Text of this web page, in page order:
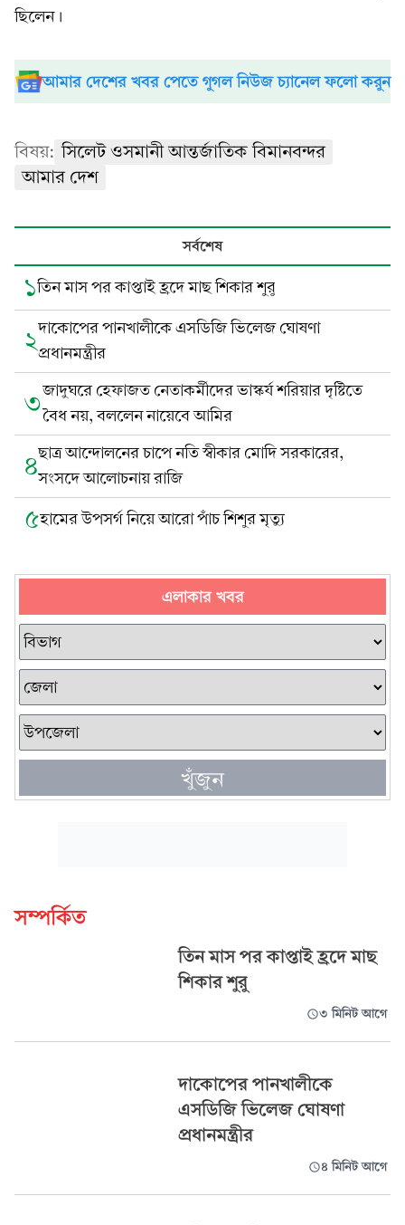
ছিলেন।
আমার দেশের খবর পেতে গুগল নিউজ চ্যানেল ফলো করুন
বিষয়: সিলেট ওসমানী আন্তর্জাতিক বিমানবন্দর
আমার দেশ
সর্বশেষ
১তিন মাস পর কাপ্তাই হ্রদে মাছ শিকার শুরু
২দাকোপের পানখালীকে এসডিজি ভিলেজ ঘোষণা
প্রধানমন্ত্রীর
৩জাদুঘরে হেফাজত নেতাকর্মীদের ভাস্কর্য শরিয়ার দৃষ্টিতে
বৈধ নয়, বললেন নায়েবে আমির
৪ছাত্র আন্দোলনের চাপে নতি স্বীকার মোদি সরকারের,
সংসদে আলোচনায় রাজি
৫হামের উপসর্গ নিয়ে আরো পাঁচ শিশুর মৃত্যু
এলাকার খবর
খুঁজুন
সম্পর্কিত
তিন মাস পর কাপ্তাই হ্রদে মাছ
শিকার শুরু
৩ মিনিট আগে
দাকোপের পানখালীকে
এসডিজি ভিলেজ ঘোষণা
প্রধানমন্ত্রীর
৪ মিনিট আগে